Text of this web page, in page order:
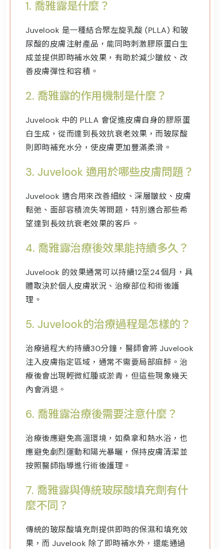
1. 喬雅露是什麼？
Juvelook 是一種結合聚左旋乳酸 (PLLA) 和玻
尿酸的皮膚注射產品，能同時刺激膠原蛋白生
成並提供即時補水效果，有助於減少皺紋、改
善皮膚彈性和容積。
2. 喬雅露的作用機制是什麼？
Juvelook 中的 PLLA 會促進皮膚自身的膠原蛋
白生成，從而達到長效抗衰老效果，而玻尿酸
則即時補充水分，使皮膚更加豐滿柔滑。
3. Juvelook 適用於哪些皮膚問題？
Juvelook 適合用來改善細紋、深層皺紋、皮膚
鬆弛、面部容積流失等問題，特別適合那些希
望達到長效抗衰老效果的客戶。
4. 喬雅露治療後效果能持續多久？
Juvelook 的效果通常可以持續12至24個月，具
體取決於個人皮膚狀況、治療部位和術後護
理。
5. Juvelook的治療過程是怎樣的？
治療過程大約持續30分鐘，醫師會將 Juvelook
注入皮膚指定區域，通常不需要局部麻醉。治
療後會出現輕微紅腫或淤青，但這些現象幾天
內會消退。
6. 喬雅露治療後需要注意什麼？
治療後應避免高溫環境，如桑拿和熱水浴，也
應避免劇烈運動和陽光暴曬，保持皮膚清潔並
按照醫師指導進行術後護理。
7. 喬雅露與傳統玻尿酸填充劑有什
麼不同？
傳統的玻尿酸填充劑提供即時的保濕和填充效
果，而 Juvelook 除了即時補水外，還能通過